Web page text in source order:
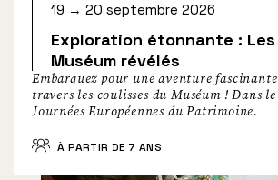
Exploration étonnante :
Muséum révélés
19 → 20 septembre 2026
Embarquez pour une aventure
travers les coulisses du Muséum ! Dans le
Journées Européennes du Patrimoine.
À PARTIR DE 7 ANS